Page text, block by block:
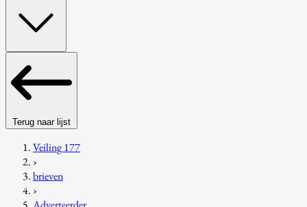
Terug naar lijst
Veiling 177
›
brieven
›